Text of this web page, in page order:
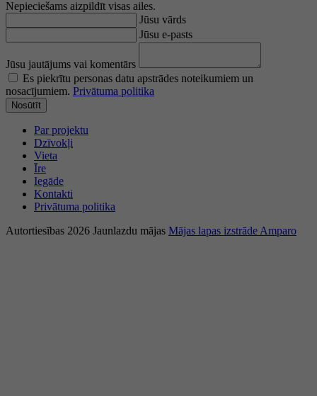
Nepieciešams aizpildīt visas ailes.
Jūsu vārds
Jūsu e-pasts
Jūsu jautājums vai komentārs
Es piekrītu personas datu apstrādes noteikumiem un
nosacījumiem. Privātuma politika
Nosūtīt
Par projektu
Dzīvokļi
Vieta
Īre
Iegāde
Kontakti
Privātuma politika
Autortiesības 2026 Jaunlazdu mājas Mājas lapas izstrāde Amparo